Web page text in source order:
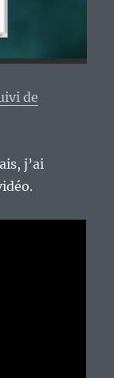
de
j’ai